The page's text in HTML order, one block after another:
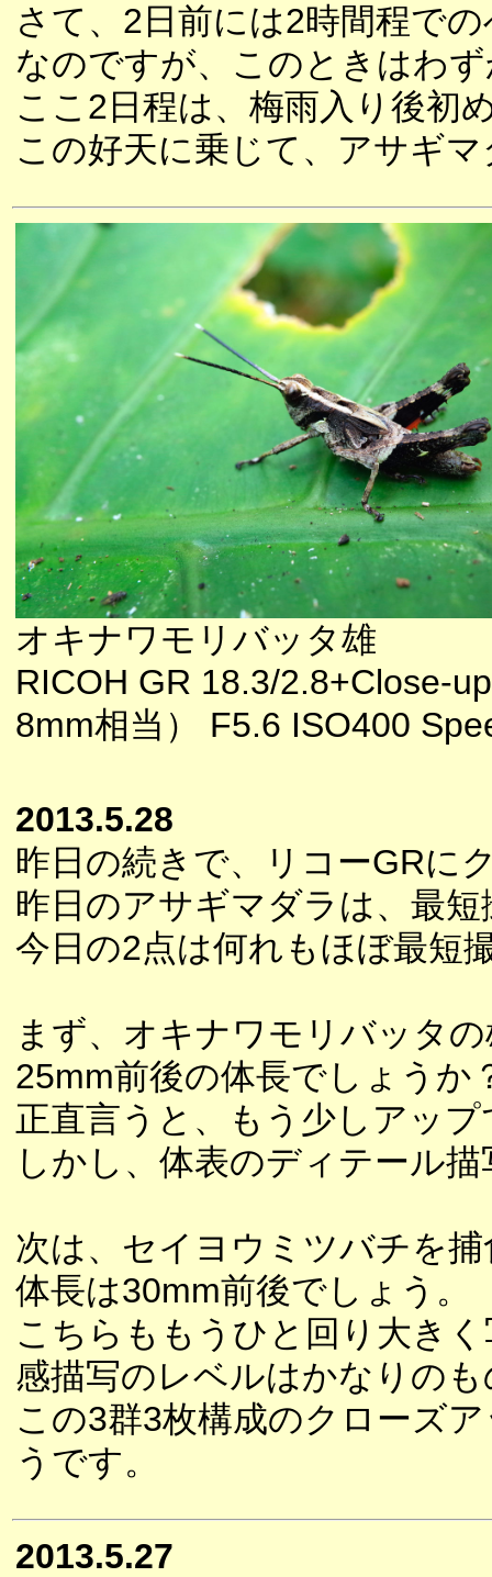
さて、2日前には2時間程で
なのですが、このときはわ
ここ2日程は、梅雨入り後初
この好天に乗じて、アサギ
オキナワモリバッタ雄
RICOH GR 18.3/2.8+Close-
8mm相当） F5.6 ISO400
2013.5.28
昨日の続きで、リコーGRに
昨日のアサギマダラは、最
今日の2点は何れもほぼ最短
まず、オキナワモリバッタ
25mm前後の体長でしょうか
正直言うと、もう少しアッ
しかし、体表のディテール
次は、セイヨウミツバチを
体長は30mm前後でしょう。
こちらももうひと回り大き
感描写のレベルはかなりの
この3群3枚構成のクローズ
うです。
2013.5.27